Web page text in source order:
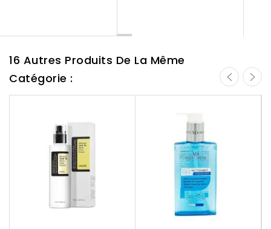
16 Autres Produits De La Même
Catégorie :